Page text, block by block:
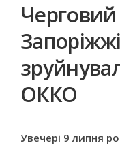
ОККО
Увечері 9 липня